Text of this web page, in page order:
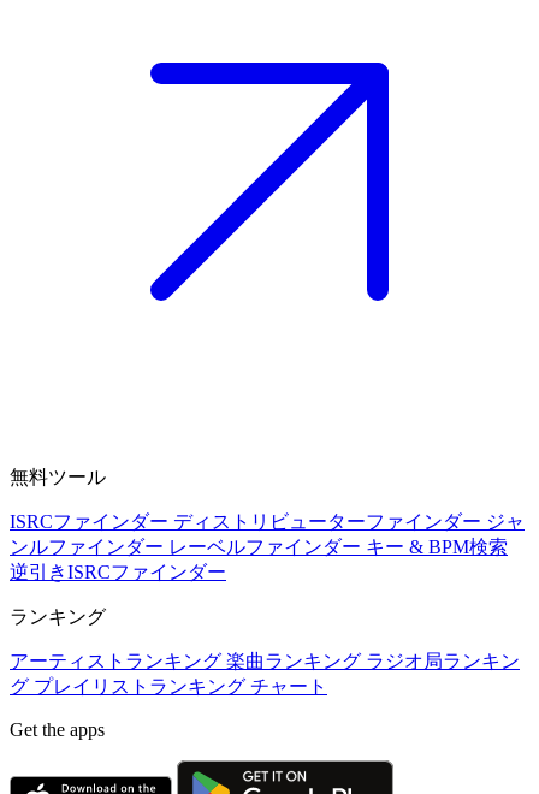
無料ツール
ISRCファインダー ディストリビューターファインダー ジャ
ンルファインダー レーベルファインダー キー & BPM検索
逆引きISRCファインダー
ランキング
アーティストランキング 楽曲ランキング ラジオ局ランキン
グ プレイリストランキング チャート
Get the apps